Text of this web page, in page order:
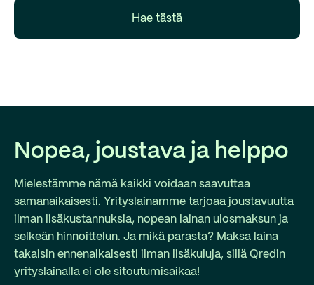
Hae tästä
Nopea, joustava ja helppo
Mielestämme nämä kaikki voidaan saavuttaa
samanaikaisesti. Yrityslainamme tarjoaa joustavuutta
ilman lisäkustannuksia, nopean lainan ulosmaksun ja
selkeän hinnoittelun. Ja mikä parasta? Maksa laina
takaisin ennenaikaisesti ilman lisäkuluja, sillä Qredin
yrityslainalla ei ole sitoutumisaikaa!